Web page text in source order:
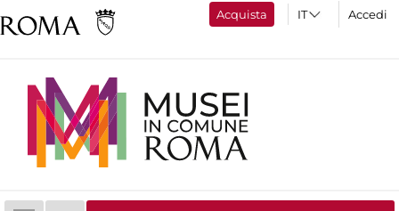
Acquista Accedi